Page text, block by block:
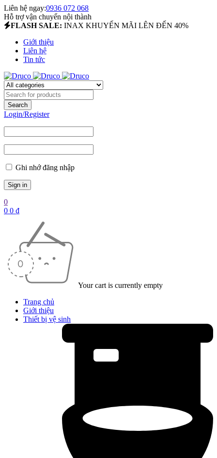
Liên hệ ngay:0936 072 068
Hỗ trợ vận chuyển nội thành
FLASH SALE: INAX KHUYẾN MÃI LÊN ĐẾN 40%
Giới thiệu
Liên hệ
Tin tức
Login/Register
Ghi nhớ đăng nhập
0
0 0 ₫
Your cart is currently empty
Trang chủ
Giới thiệu
Thiết bị vệ sinh